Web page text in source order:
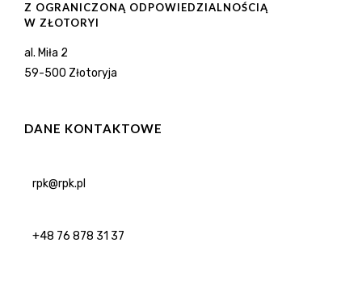
Z OGRANICZONĄ ODPOWIEDZIALNOŚCIĄ
W ZŁOTORYI
al. Miła 2
59-500 Złotoryja
DANE KONTAKTOWE
rpk@rpk.pl
+48 76 878 31 37